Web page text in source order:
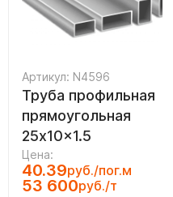
Артикул: N4596
Труба профильная
прямоугольная
25x10x1.5
Цена:
40.39руб./пог.м
53 600руб./т